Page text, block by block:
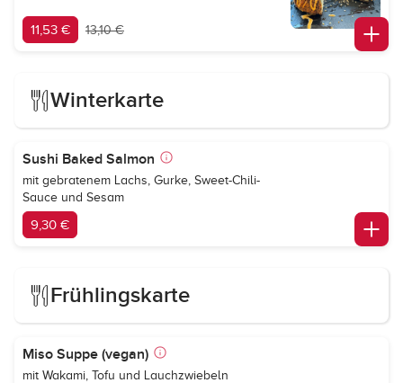
11,53 € 13,10 €
Winterkarte
Sushi Baked Salmon
mit gebratenem Lachs, Gurke, Sweet-Chili-
Sauce und Sesam
9,30 €
Frühlingskarte
Miso Suppe (vegan)
mit Wakami, Tofu und Lauchzwiebeln